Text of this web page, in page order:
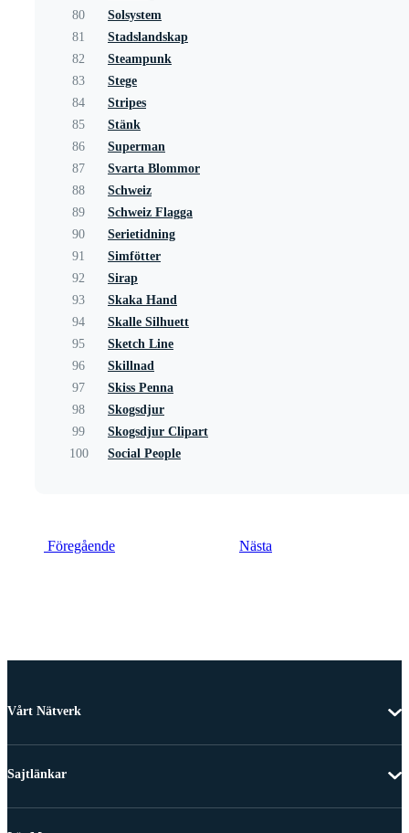
80
Solsystem
81
Stadslandskap
82
Steampunk
83
Stege
84
Stripes
85
Stänk
86
Superman
87
Svarta Blommor
88
Schweiz
89
Schweiz Flagga
90
Serietidning
91
Simfötter
92
Sirap
93
Skaka Hand
94
Skalle Silhuett
95
Sketch Line
96
Skillnad
97
Skiss Penna
98
Skogsdjur
99
Skogsdjur Clipart
100
Social People
Föregående Nästa
Vårt Nätverk
Sajtlänkar